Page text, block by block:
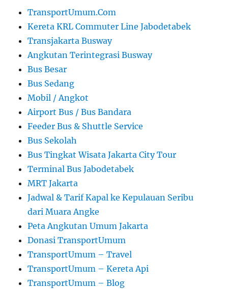
TransportUmum.Com
Kereta KRL Commuter Line Jabodetabek
Transjakarta Busway
Angkutan Terintegrasi Busway
Bus Besar
Bus Sedang
Mobil / Angkot
Airport Bus / Bus Bandara
Feeder Bus & Shuttle Service
Bus Sekolah
Bus Tingkat Wisata Jakarta City Tour
Terminal Bus Jabodetabek
MRT Jakarta
Jadwal & Tarif Kapal ke Kepulauan Seribu
dari Muara Angke
Peta Angkutan Umum Jakarta
Donasi TransportUmum
TransportUmum – Travel
TransportUmum – Kereta Api
TransportUmum – Blog